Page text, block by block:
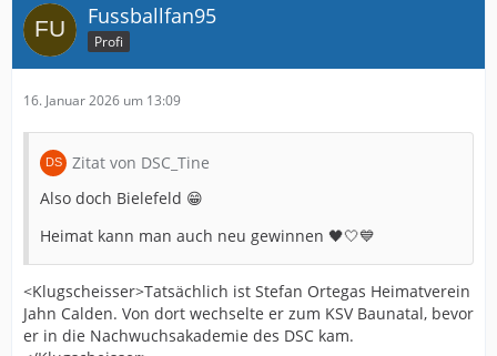
Fussballfan95
Profi
16. Januar 2026 um 13:09
Zitat von DSC_Tine
Also doch Bielefeld 😁
Heimat kann man auch neu gewinnen 🖤🤍💙
<Klugscheisser>Tatsächlich ist Stefan Ortegas Heimatverein
Jahn Calden. Von dort wechselte er zum KSV Baunatal, bevor
er in die Nachwuchsakademie des DSC kam.